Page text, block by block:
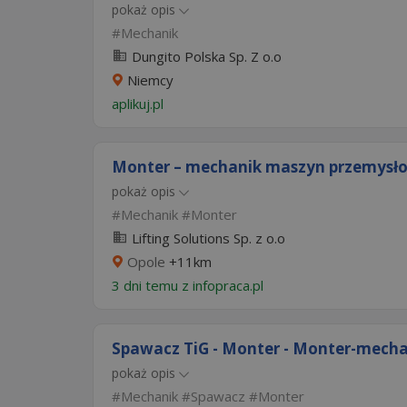
pokaż opis
Mechanik
Dungito Polska Sp. Z o.o
Niemcy
aplikuj.pl
Monter – mechanik maszyn
pokaż opis
Mechanik
Monter
Lifting Solutions Sp. z o.o
Opole +11km
3 dni temu z infopraca.pl
Spawacz TiG - Monter - Monter-
pokaż opis
Mechanik Spawacz
Monter